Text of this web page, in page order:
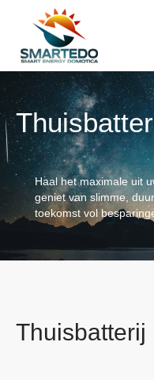
Haal het maximale uit
geniet van slimme,
toekomst vol
Thuisbatterij